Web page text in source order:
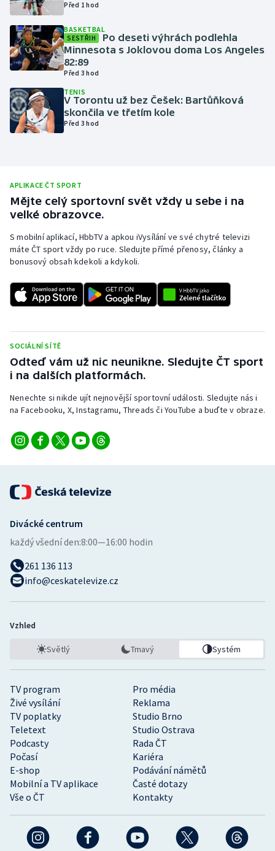
Motorsport
Olympijské hry
Parasport
Plavání
Plážový volejbal
Rychlostní kanoistika
Short track
Sportovní střelba
Stolní tenis
Triatlon
Veslování
Vodní slalom
Před 1 hod
BASKETBAL
SESTŘIH
Po deseti výhrách podlehla
Minnesota s Joklovou doma Los Angeles
82:89
Před 3 hod
TENIS
V Torontu už bez Češek: Bartůňková
skončila ve třetím kole
Před 3 hod
APLIKACE ČT SPORT
Mějte celý sportovní svět vždy u sebe i na
velké obrazovce.
S mobilní aplikací, HbbTV a apkou iVysílání ve své chytré televizi
máte ČT sport vždy po ruce. Sledujte přímé přenosy, články a
bonusový obsah kdekoli a kdykoli.
SOCIÁLNÍ SÍTĚ
Odteď vám už nic neunikne. Sledujte ČT sport
i na dalších platformách.
Nenechte si nikde ujít nejnovější sportovní události. Sledujte nás i
na Facebooku, X, Instagramu, Threads či YouTube a buďte v obraze.
TV program
Pro média
Živé vysílání
Reklama
TV poplatky
Studio Brno
Teletext
Studio Ostrava
Podcasty
Rada ČT
Počasí
Kariéra
E-shop
Podávání námětů
Mobilní a TV aplikace
Časté dotazy
Vše o ČT
Kontakty
Divácké centrum
každý všední den:8:00—16:00 hodin
261 136 113
info@ceskatelevize.cz
Vzhled
Světlý Tmavý Systém